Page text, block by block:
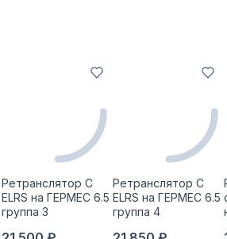
Ретранслятор С
ELRS на ГЕРМЕС 6.5
группа 3
Ретранслятор С
ELRS на ГЕРМЕС 6.5
группа 4